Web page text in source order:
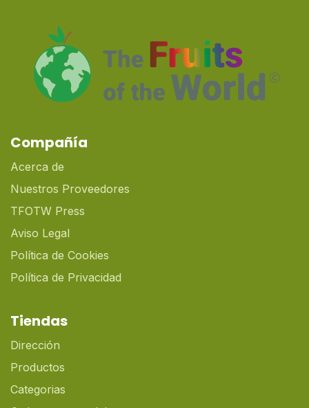
Compañía
Acerca de
Nuestros Proveedores
TFOTW Press
Aviso Legal
Política de Cookies
Política de Privacidad
Tiendas
Dirección
Productos
Categorias